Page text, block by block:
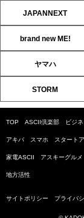
JAPANNEXT
brand new ME!
ヤマハ
STORM
TOP ASCII倶楽部 ビジネ
アキバ スマホ スタート
家電ASCII アスキーグルメ
地方活性
サイトポリシー プライバ